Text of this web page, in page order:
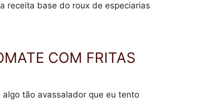
receita base do roux de especiarias
COM FRITAS
tão avassalador que eu tento